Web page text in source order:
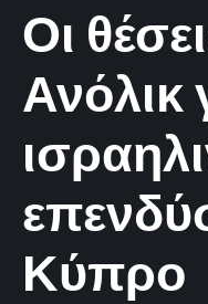
Οι
Ανόλικ
Κύπρο